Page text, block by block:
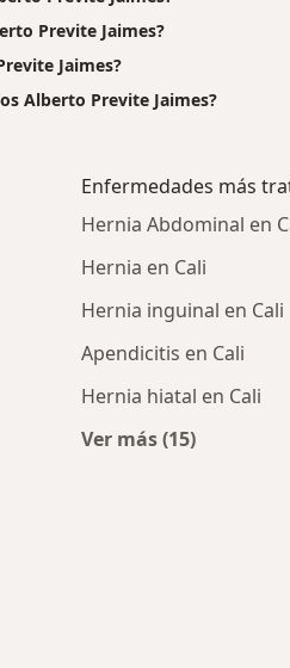
Previte Jaimes?
Jaimes?
Alberto Previte Jaimes?
Enfermedades más
Hernia Abdominal en
Hernia en Cali
Hernia inguinal en Cali
Apendicitis en Cali
Hernia hiatal en Cali
Ver más (15)
Más en esta